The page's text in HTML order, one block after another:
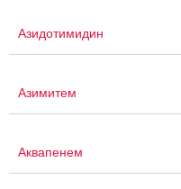
Азидотимидин
Азимитем
Аквапенем